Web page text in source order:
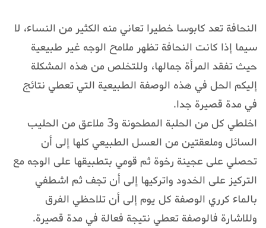
النحافة تعد كابوسا خطيرا تعاني منه الكثير من النساء، لا
سيما إذا كانت النحافة تظهر ملامح الوجه غير طبيعية
حيث تفقد المرأة جمالها، وللتخلص من هذه المشكلة
إليكم الحل في هذه الوصفة الطبيعية التي تعطي نتائج
في مدة قصيرة جدا.
اخلطي كل من الحلبة المطحونة و3 ملاعق من الحليب
السائل وملعقتين من العسل الطبيعي كلها إلى أن
تحصلي على عجينة رخوة ثم قومي بتطبيقها على الوجه مع
التركيز على الخدود واتركيها إلى أن تجف ثم اشطفي
بالماء كرري الوصفة كل يوم إلى أن تلاحظي الفرق
وللاشارة فالوصفة تعطي نتيجة فعالة في مدة قصيرة.